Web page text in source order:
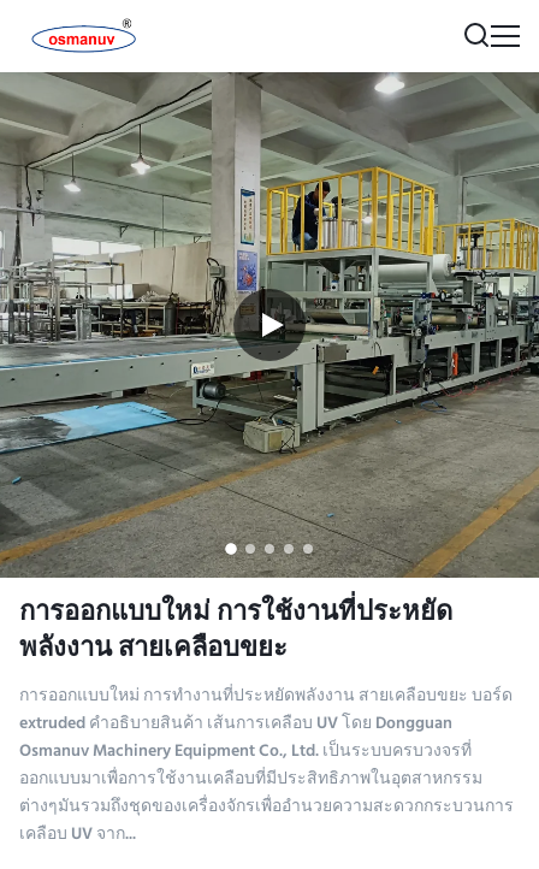
การออกแบบใหม่ การใช้งานที่ประหยัด
พลังงาน สายเคลือบขยะ
การออกแบบใหม่ การทํางานที่ประหยัดพลังงาน สายเคลือบขยะ บอร์ด
extruded คําอธิบายสินค้า เส้นการเคลือบ UV โดย Dongguan
Osmanuv Machinery Equipment Co., Ltd. เป็นระบบครบวงจรที่
ออกแบบมาเพื่อการใช้งานเคลือบที่มีประสิทธิภาพในอุตสาหกรรม
ต่างๆมันรวมถึงชุดของเครื่องจักรเพื่ออํานวยความสะดวกกระบวนการ
เคลือบ UV จาก...